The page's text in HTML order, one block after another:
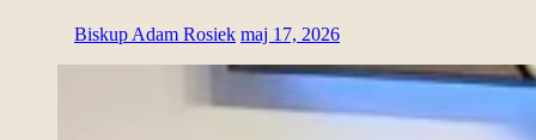
Biskup Adam Rosiek maj 17, 2026